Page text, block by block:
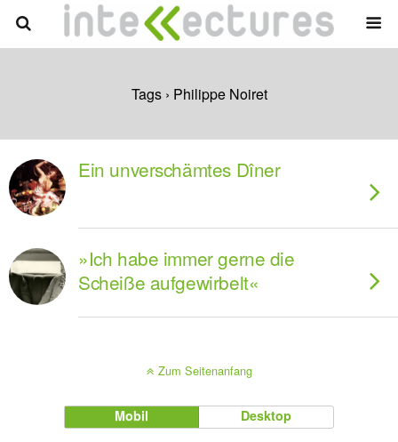
Tags › Philippe Noiret
Ein unverschämtes Dîner
»Ich habe immer gerne die
Scheiße aufgewirbelt«
Zum Seitenanfang
Mobil Desktop